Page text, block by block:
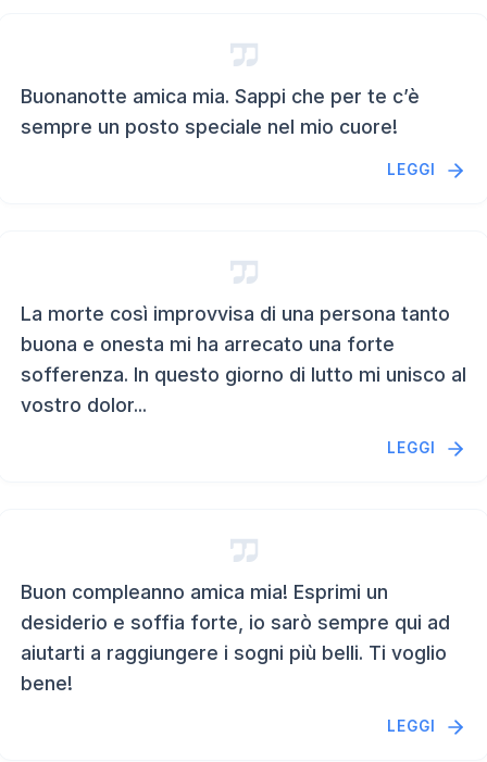
Buonanotte amica mia. Sappi che per te c’è
sempre un posto speciale nel mio cuore!
LEGGI
La morte così improvvisa di una persona tanto
buona e onesta mi ha arrecato una forte
sofferenza. In questo giorno di lutto mi unisco al
vostro dolor...
LEGGI
Buon compleanno amica mia! Esprimi un
desiderio e soffia forte, io sarò sempre qui ad
aiutarti a raggiungere i sogni più belli. Ti voglio
bene!
LEGGI